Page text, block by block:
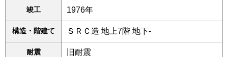
竣工 1976年
構造・階建て ＳＲＣ造 地上7階 地下-
耐震 旧耐震